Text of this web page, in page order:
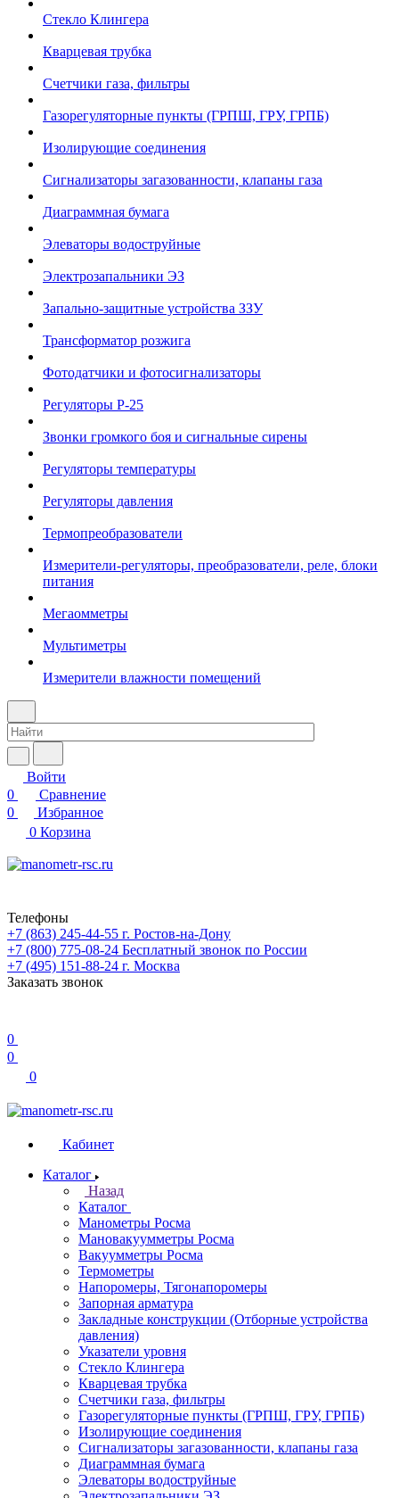
Стекло Клингера
Кварцевая трубка
Счетчики газа, фильтры
Газорегуляторные пункты (ГРПШ, ГРУ, ГРПБ)
Изолирующие соединения
Сигнализаторы загазованности, клапаны газа
Диаграммная бумага
Элеваторы водоструйные
Электрозапальники ЭЗ
Запально-защитные устройства ЗЗУ
Трансформатор розжига
Фотодатчики и фотосигнализаторы
Регуляторы Р-25
Звонки громкого боя и сигнальные сирены
Регуляторы температуры
Регуляторы давления
Термопреобразователи
Измерители-регуляторы, преобразователи, реле, блоки
питания
Мегаомметры
Мультиметры
Измерители влажности помещений
Войти
0
Сравнение
0
Избранное
0 Корзина
Телефоны
+7 (863) 245-44-55 г. Ростов-на-Дону
+7 (800) 775-08-24 Бесплатный звонок по России
+7 (495) 151-88-24 г. Москва
Заказать звонок
0
0
0
Кабинет
Каталог
Назад
Каталог
Манометры Росма
Мановакуумметры Росма
Вакуумметры Росма
Термометры
Напоромеры, Тягонапоромеры
Запорная арматура
Закладные конструкции (Отборные устройства
давления)
Указатели уровня
Стекло Клингера
Кварцевая трубка
Счетчики газа, фильтры
Газорегуляторные пункты (ГРПШ, ГРУ, ГРПБ)
Изолирующие соединения
Сигнализаторы загазованности, клапаны газа
Диаграммная бумага
Элеваторы водоструйные